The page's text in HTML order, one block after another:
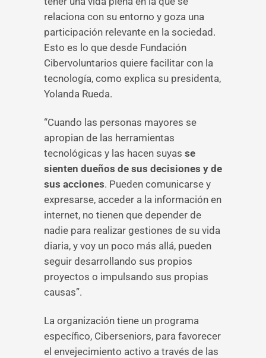
relaciona con su entorno y goza una
participación relevante en la sociedad.
Esto es lo que desde Fundación
Cibervoluntarios quiere facilitar con la
tecnología, como explica su presidenta,
Yolanda Rueda.
“Cuando las personas mayores se
apropian de las herramientas
tecnológicas y las hacen suyas se
sienten dueños de sus decisiones y de
sus acciones. Pueden comunicarse y
expresarse, acceder a la información en
internet, no tienen que depender de
nadie para realizar gestiones de su vida
diaria, y voy un poco más allá, pueden
seguir desarrollando sus propios
proyectos o impulsando sus propias
causas”.
La organización tiene un programa
específico, Ciberseniors, para favorecer
el envejecimiento activo a través de las